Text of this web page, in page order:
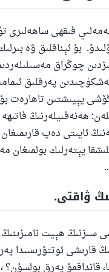
فىقھى ساھەلىرى
بۇ ئېناقلىق ۋە
چوڭراق
پەرقلىق
يېيىشتىن تاھارەت
ھەنەفىيلەرنىڭ
ئايىتى دەپ
يېتەرلىك بولمىغان
ۋاقتى.
سىزنىڭ ھېيت
قارىشى ئوتتۇرىسىدا
قانداقمۇ پەرق بولسۇن؟
110845 -
ئۇممەتكە